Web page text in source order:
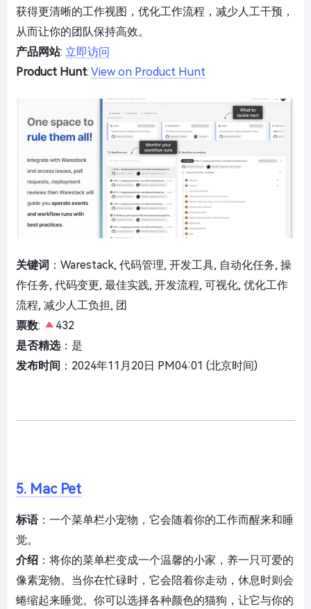
获得更清晰的工作视图，优化工作流程，减少人工干预，
从而让你的团队保持高效。
产品网站: 立即访问
Product Hunt: View on Product Hunt
关键词 ：Warestack, 代码管理, 开发工具, 自动化任务, 操
作任务, 代码变更, 最佳实践, 开发流程, 可视化, 优化工作
流程, 减少人工负担, 团
票数:
432
是否精选：是
发布时间 ：2024年11月20日 PM04:01 (北京时间)
5. Mac Pet
标语：一个菜单栏小宠物，它会随着你的工作而醒来和睡
觉。
介绍 ：将你的菜单栏变成一个温馨的小家，养一只可爱的
像素宠物。当你在忙碌时，它会陪着你走动，休息时则会
蜷缩起来睡觉。你可以选择各种颜色的猫狗，让它与你的